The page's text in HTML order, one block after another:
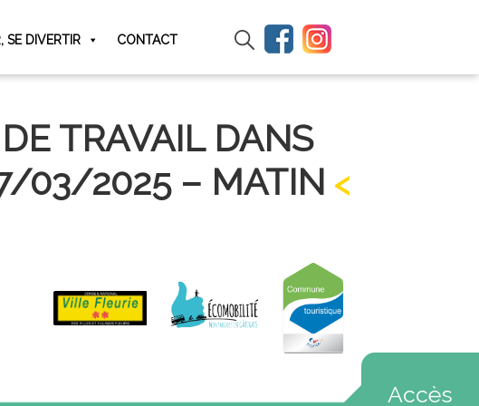
SE DIVERTIR CONTACT
TRAVAIL DANS
03/2025 – MATIN
Accès